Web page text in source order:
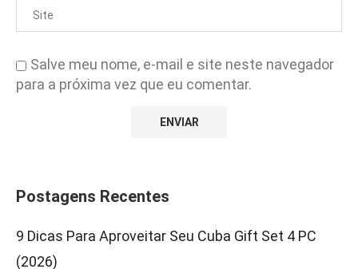
Salve meu nome, e-mail e site neste navegador
para a próxima vez que eu comentar.
Postagens Recentes
9 Dicas Para Aproveitar Seu Cuba Gift Set 4 PC
(2026)